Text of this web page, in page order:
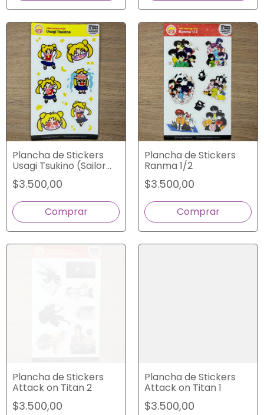
Plancha de Stickers
Usagi Tsukino (Sailor
Moon)
$3.500,00
Plancha de Stickers
Ranma 1/2
$3.500,00
Plancha de Stickers
Attack on Titan 2
$3.500,00
Plancha de Stickers
Attack on Titan 1
$3.500,00